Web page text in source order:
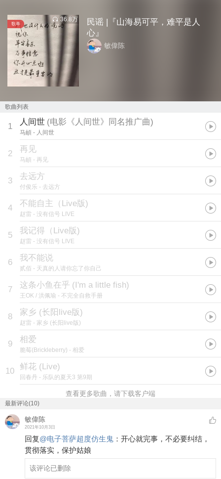
歌单
36.8万
民谣 |『山海易可平，难平是人
心』
敏偉陈
歌曲列表
1 人间世 (电影《人间世》同名推广曲)
马頔 - 人间世
2 再见
马頔 - 再见
3 去远方
付俊乐 - 去远方
4 不能自主（Live版)
赵雷 - 没有信号 LIVE
5 我记得（Live版)
赵雷 - 没有信号 LIVE
6 我不能说
贰佰 - 天真的人请你忘了你自己
7 这条小鱼在乎 (I'm a little fish)
王OK / 洪佩瑜 - 不完全自救手册
8 家乡 (长阳live版)
赵雷 - 家乡 (长阳live版)
9 相爱
脆莓(Brickleberry) - 相爱
10 鲜花 (Live)
回春丹 - 乐队的夏天3 第9期
查看更多歌曲，请下载客户端
最新评论(10)
敏偉陈
2021年10月3日
回复@电子菩萨超度仿生鬼 ： 开心就完事，不必要纠结，
贯彻落实，保护姑娘
该评论已删除